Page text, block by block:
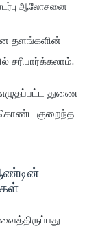
ஆலோசனை
தளங்களின்
சரிபார்க்கலாம்.
எழுதப்பட்ட துணை
கொண்ட குறைந்த